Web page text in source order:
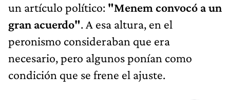
un artículo político: "Menem convocó a un
gran acuerdo". A esa altura, en el
peronismo consideraban que era
necesario, pero algunos ponían como
condición que se frene el ajuste.